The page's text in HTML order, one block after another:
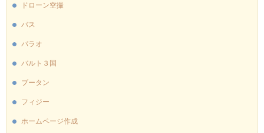
ドローン空撮
バス
パラオ
バルト３国
ブータン
フィジー
ホームページ作成